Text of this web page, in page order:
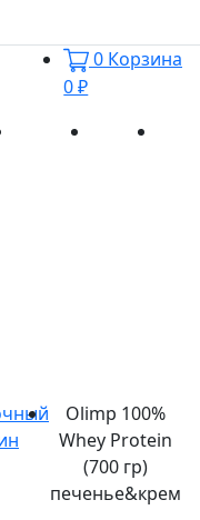
0 Корзина
0 ₽
Новинки
Olimp 100%
Whey Protein
(700 гр)
печенье&крем